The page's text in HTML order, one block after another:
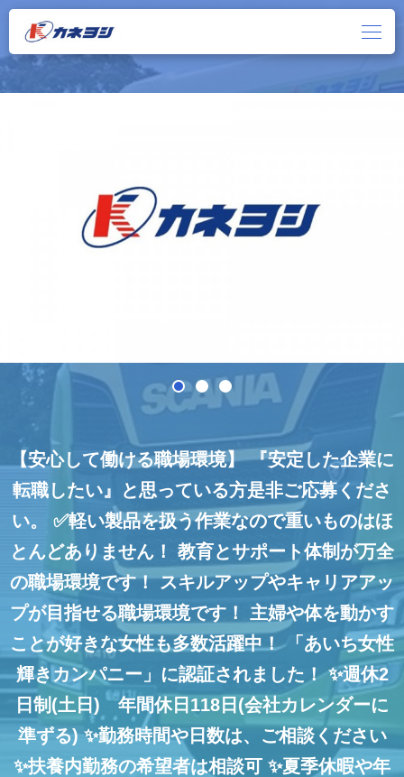
【安心して働ける職場環境】『安定した企業に
転職したい』と思っている方是非ご応募くださ
い。
✅軽い製品を扱う作業なので重いものはほ
とんどありません！
教育とサポート体制が万全
の職場環境です！スキルアップやキャリアアッ
プが目指せる職場環境です！
主婦や体を動かす
ことが好きな女性も多数活躍中！「あいち女性
輝きカンパニー」に認証されました！ ✨週休2
日制(土日) 年間休日118日(会社カレンダーに
準ずる)✨勤務時間や日数は、ご相談ください
✨扶養内勤務の希望者は相談可 ✨夏季休暇や年